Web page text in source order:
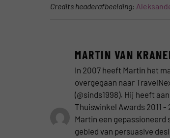
Credits headerafbeelding:
MARTIN VAN
In 2007 heeft Martin het
overgegaan naar
(@sinds1998). Hij heeft
Thuiswinkel Awards 2011
Martin een
gebied van persuasive